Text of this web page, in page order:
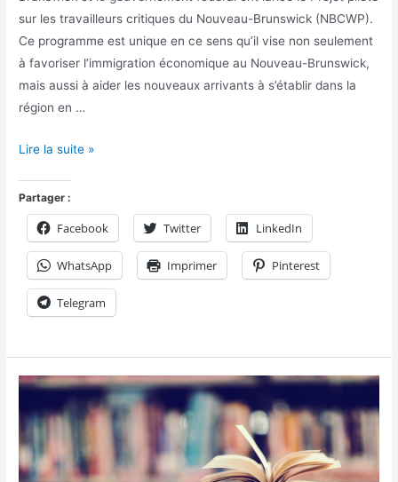
sur les travailleurs critiques du Nouveau-Brunswick (NBCWP).
Ce programme est unique en ce sens qu’il vise non seulement
à favoriser l’immigration économique au Nouveau-Brunswick,
mais aussi à aider les nouveaux arrivants à s’établir dans la
région en …
Lire la suite »
Partager :
Facebook Twitter LinkedIn
WhatsApp Imprimer Pinterest
Telegram